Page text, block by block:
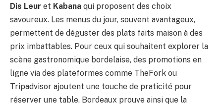
Dis Leur et Kabana qui proposent des choix
savoureux. Les menus du jour, souvent avantageux,
permettent de déguster des plats faits maison à des
prix imbattables. Pour ceux qui souhaitent explorer la
scène gastronomique bordelaise, des promotions en
ligne via des plateformes comme TheFork ou
Tripadvisor ajoutent une touche de praticité pour
réserver une table. Bordeaux prouve ainsi que la